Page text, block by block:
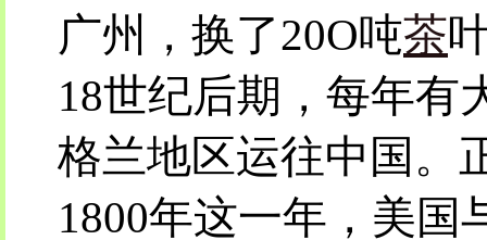
广州，换了20O吨茶
18世纪后期，每年有
格兰地区运往中国。
1800年这一年，美国